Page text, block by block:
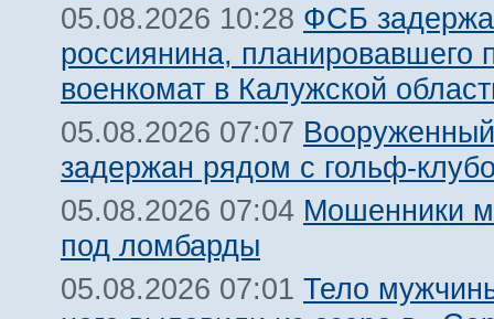
05.08.2026 10:28 ФСБ
россиянина, планировавшего
военкомат в Калужской
05.08.2026 07:07
задержан рядом с гольф-
05.08.2026 07:04 Мошенники
под ломбарды
05.08.2026 07:01 Тело